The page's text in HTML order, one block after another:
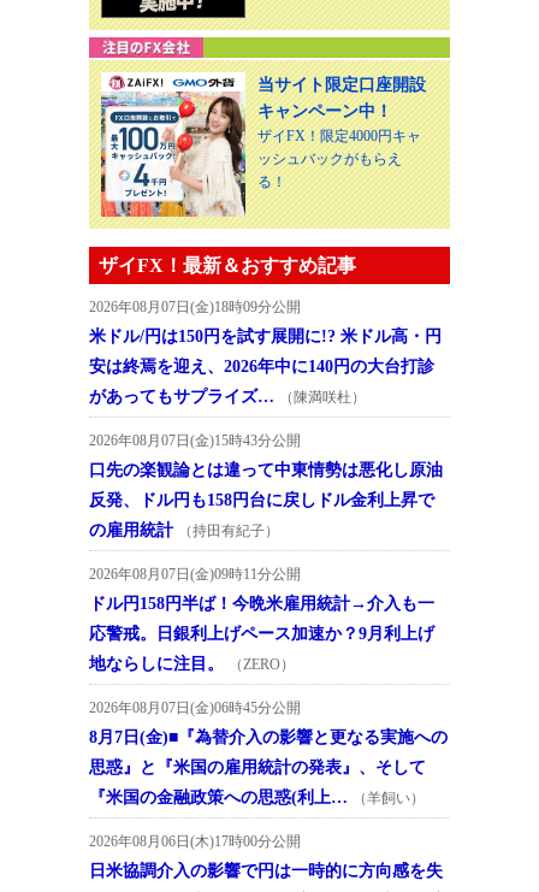
当サイト限定口座開設
キャンペーン中！
ザイFX！限定4000円キャ
ッシュバックがもらえ
る！
ザイFX！最新＆おすすめ記事
2026年08月07日(金)18時09分公開
米ドル/円は150円を試す展開に!? 米ドル高・円
安は終焉を迎え、2026年中に140円の大台打診
があってもサプライズ…
（陳満咲杜）
2026年08月07日(金)15時43分公開
口先の楽観論とは違って中東情勢は悪化し原油
反発、ドル円も158円台に戻しドル金利上昇で
の雇用統計
（持田有紀子）
2026年08月07日(金)09時11分公開
ドル円158円半ば！今晩米雇用統計→介入も一
応警戒。日銀利上げペース加速か？9月利上げ
地ならしに注目。
（ZERO）
2026年08月07日(金)06時45分公開
8月7日(金)■『為替介入の影響と更なる実施への
思惑』と『米国の雇用統計の発表』、そして
『米国の金融政策への思惑(利上…
（羊飼い）
2026年08月06日(木)17時00分公開
日米協調介入の影響で円は一時的に方向感を失